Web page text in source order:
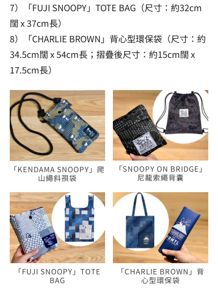
7）「FUJI SNOOPY」TOTE BAG（尺寸：約32cm
闊 x 37cm長）
8）「CHARLIE BROWN」背心型環保袋（尺寸：約
34.5cm闊 x 54cm長；摺疊後尺寸：約15cm闊 x
17.5cm長）
「KENDAMA SNOOPY」爬
山繩斜孭袋
「SNOOPY ON BRIDGE」
尼龍索繩背囊
「FUJI SNOOPY」TOTE
BAG
「CHARLIE BROWN」背
心型環保袋